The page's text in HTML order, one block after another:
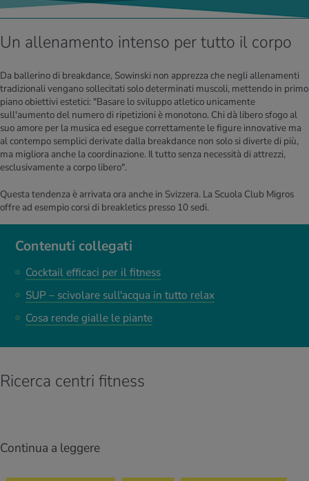
Un allenamento intenso per tutto il corpo
Contenuti collegati
Cocktail efficaci per il fitness
SUP – scivolare sull'acqua in tutto relax
Cosa rende gialle le piante
Da ballerino di breakdance, Sowinski non apprezza che negli allenamenti
tradizionali vengano sollecitati solo determinati muscoli, mettendo in primo
piano obiettivi estetici: "Basare lo sviluppo atletico unicamente
sull'aumento del numero di ripetizioni è monotono. Chi dà libero sfogo al
suo amore per la musica ed esegue correttamente le figure innovative ma
al contempo semplici derivate dalla breakdance non solo si diverte di più,
ma migliora anche la coordinazione. Il tutto senza necessità di attrezzi,
esclusivamente a corpo libero".
Questa tendenza è arrivata ora anche in Svizzera. La Scuola Club Migros
offre ad esempio corsi di breakletics presso 10 sedi.
Ricerca centri fitness
Continua a leggere